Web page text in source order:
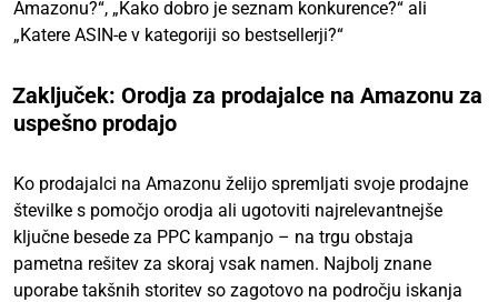
Amazonu?“, „Kako dobro je seznam konkurence?“ ali
„Katere ASIN-e v kategoriji so bestsellerji?“
Zaključek: Orodja za prodajalce na Amazonu za
uspešno prodajo
Ko prodajalci na Amazonu želijo spremljati svoje prodajne
številke s pomočjo orodja ali ugotoviti najrelevantnejše
ključne besede za PPC kampanjo – na trgu obstaja
pametna rešitev za skoraj vsak namen. Najbolj znane
uporabe takšnih storitev so zagotovo na področju iskanja